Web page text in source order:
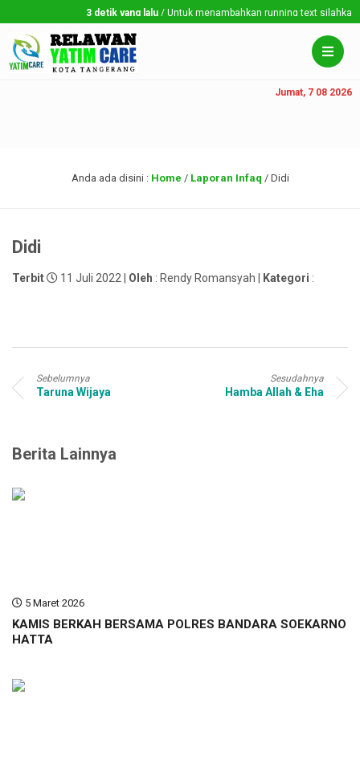
3 detik yang lalu / Untuk menambahkan running text silahkan ke
Jumat, 7 08 2026
Anda ada disini : Home / Laporan Infaq / Didi
Didi
Terbit 11 Juli 2022 | Oleh : Rendy Romansyah | Kategori :
Sebelumnya
Taruna Wijaya
Sesudahnya
Hamba Allah & Eha
Berita Lainnya
5 Maret 2026
KAMIS BERKAH BERSAMA POLRES BANDARA SOEKARNO
HATTA